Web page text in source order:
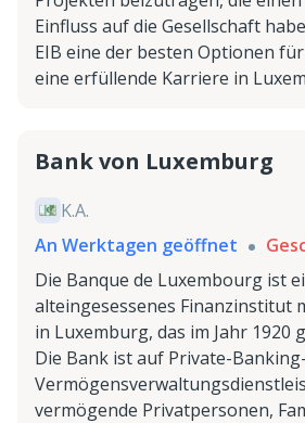
Einfluss auf die Gesellschaft
EIB eine der besten Optionen
eine erfüllende Karriere in
Bank von Luxemburg
K.A.
An Werktagen geöffnet
Die Banque de Luxembourg ist
alteingesessenes Finanzinstitut
in Luxemburg, das im Jahr 1920
Die Bank ist auf Private-
vermögende Privatpersonen,